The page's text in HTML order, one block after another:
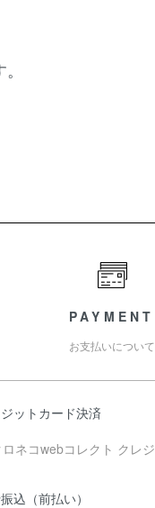
PAYMENT
お支払いについて
ットカード決済
込（前払い）